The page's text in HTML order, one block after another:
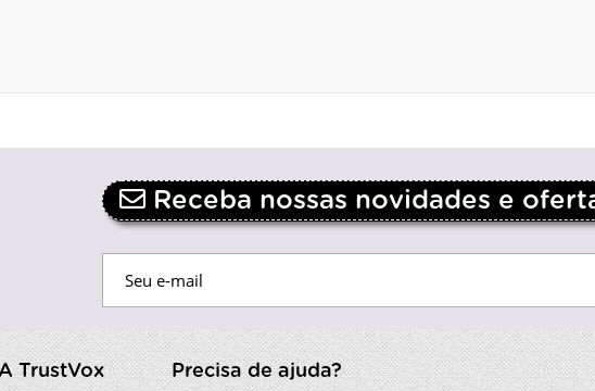
Receba nossas novidades e
TrustVox Precisa de ajuda?